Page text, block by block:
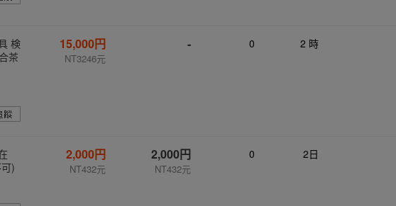
検
茶
15,000円
NT3246元
- 0 2 時
)
2,000円
NT432元
2,000円
NT432元
0 2日